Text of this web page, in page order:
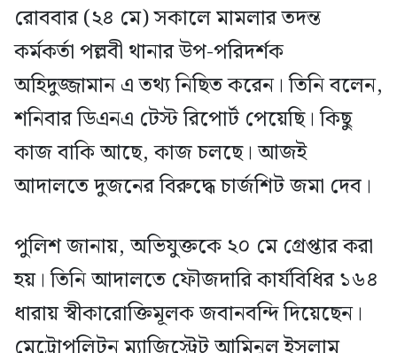
রোববার (২৪ মে) সকালে মামলার তদন্ত
কর্মকর্তা পল্লবী থানার উপ-পরিদর্শক
অহিদুজ্জামান এ তথ্য নিছিত করেন। তিনি বলেন,
শনিবার ডিএনএ টেস্ট রিপোর্ট পেয়েছি। কিছু
কাজ বাকি আছে, কাজ চলছে। আজই
আদালতে দুজনের বিরুদ্ধে চার্জশিট জমা দেব।
পুলিশ জানায়, অভিযুক্তকে ২০ মে গ্রেপ্তার করা
হয়। তিনি আদালতে ফৌজদারি কার্যবিধির ১৬৪
ধারায় স্বীকারোক্তিমূলক জবানবন্দি দিয়েছেন।